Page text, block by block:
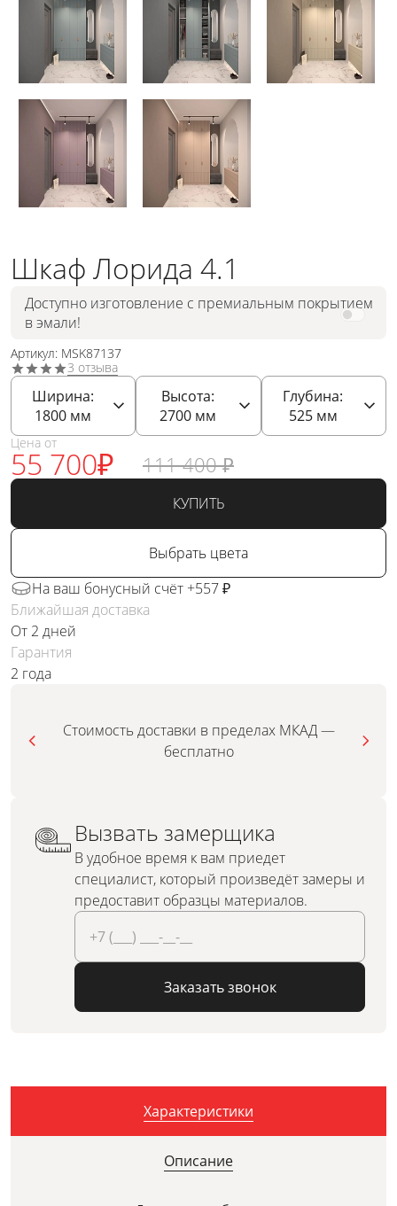
Шкаф Лорида 4.1
Доступно изготовление с премиальным покрытием
в эмали!
Артикул: MSK87137
3 отзыва
Ширина:
1800мм
Высота:
2700мм
Глубина:
525мм
Цена от
55 700₽ 111 400 ₽
КУПИТЬ
Выбрать цвета
На ваш бонусный счёт +557 ₽
Ближайшая доставка
От 2 дней
Гарантия
2 года
Стоимость доставки в пределах МКАД —
бесплатно
Вызвать замерщика
В удобное время к вам приедет
специалист, который произведёт замеры и
предоставит образцы материалов.
Заказать звонок
Характеристики
Описание